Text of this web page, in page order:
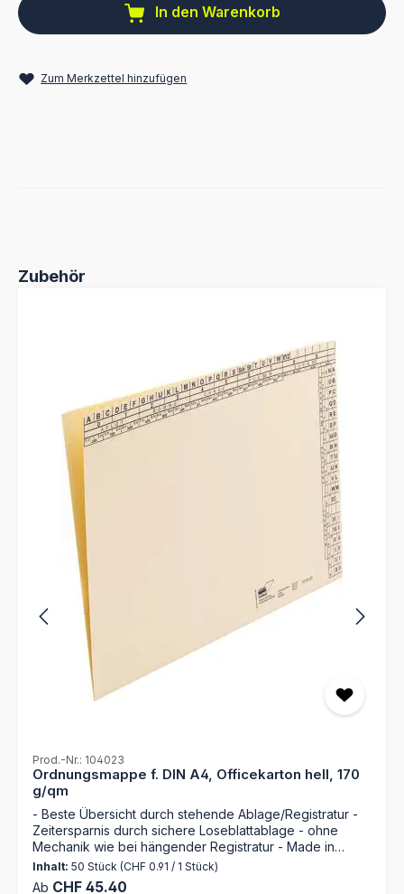
In den Warenkorb
Zum Merkzettel hinzufügen
Produktgalerie überspringen
Zubehör
Prod.-Nr.: 104023
Ordnungsmappe f. DIN A4, Officekarton hell, 170
g/qm
- Beste Übersicht durch stehende Ablage/Registratur -
Zeitersparnis durch sichere Loseblattablage - ohne
Mechanik wie bei hängender Registratur - Made in
Germany Entdecken Sie die Ordnungsmappe 104023
von MAPPEI – Ihr zuverlässiger Partner für die perfekte
Inhalt: 50 Stück (CHF 0.91 / 1 Stück)
Regulärer Preis:
Ab CHF 45.40